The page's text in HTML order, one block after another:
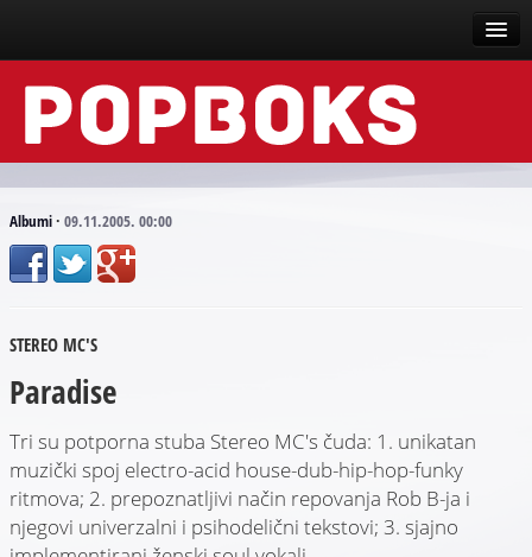
Vesti
Događaji
Tekstovi
Scena
Arhive
Albumi· 09.11.2005. 00:00
STEREO MC'S
Paradise
Tri su potporna stuba Stereo MC's čuda: 1. unikatan
muzički spoj electro-acid house-dub-hip-hop-funky
ritmova; 2. prepoznatljivi način repovanja Rob B-ja i
njegovi univerzalni i psihodelični tekstovi; 3. sjajno